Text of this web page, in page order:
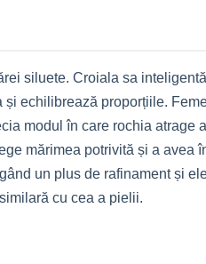
siluete. Croiala sa
echilibrează proporțiile.
modul în care rochia atrage
mărimea potrivită și a avea
un plus de rafinament și
cu cea a pielii.